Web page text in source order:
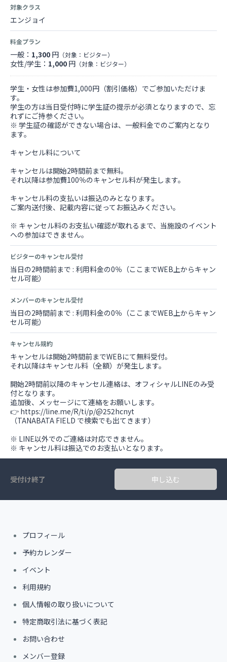
対象クラス
エンジョイ
料金プラン
一般： 1,300 円 （対象：ビジター）
女性/学生： 1,000 円 （対象：ビジター）
学生・女性は参加費1,000円（割引価格）でご参加いただけま
す。
学生の方は当日受付時に学生証の提示が必須となりますので、忘
れずにご持参ください。
※ 学生証の確認ができない場合は、一般料金でのご案内となり
ます。
キャンセル料について
キャンセルは開始2時間前まで無料。
それ以降は参加費100％のキャンセル料が発生します。
キャンセル料の支払いは振込のみとなります。
ご案内送付後、記載内容に従ってお振込みください。
※ キャンセル料のお支払い確認が取れるまで、当施設のイベント
への参加はできません。
ビジターのキャンセル受付
当日の2時間前まで : 利用料金の0％（ここまでWEB上からキャン
セル可能）
メンバーのキャンセル受付
当日の2時間前まで : 利用料金の0％（ここまでWEB上からキャン
セル可能）
キャンセル規約
キャンセルは開始2時間前までWEBにて無料受付。
それ以降はキャンセル料（全額）が発生します。
開始2時間前以降のキャンセル連絡は、オフィシャルLINEのみ受
付となります。
追加後、メッセージにて連絡をお願いします。
👉 https://line.me/R/ti/p/@252hcnyt
（TANABATA FIELD で検索でも出てきます）
※ LINE以外でのご連絡は対応できません。
※ キャンセル料は振込でのお支払いとなります。
受付け終了 申し込む
プロフィール
予約カレンダー
イベント
利用規約
個人情報の取り扱いについて
特定商取引法に基づく表記
お問い合わせ
メンバー登録